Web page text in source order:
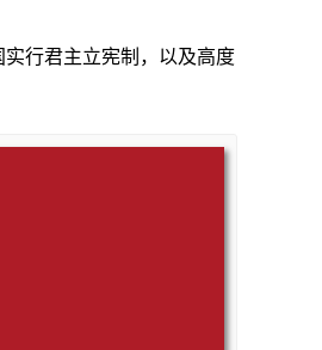
行君主立宪制，以及高度